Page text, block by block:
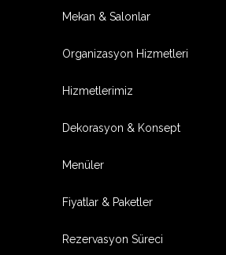
Mekan & Salonlar
Organizasyon Hizmetleri
Hizmetlerimiz
Dekorasyon & Konsept
Menüler
Fiyatlar & Paketler
Rezervasyon Süreci